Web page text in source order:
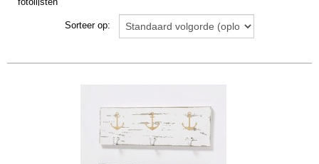
geboorte kadootjes
Sorteer op: